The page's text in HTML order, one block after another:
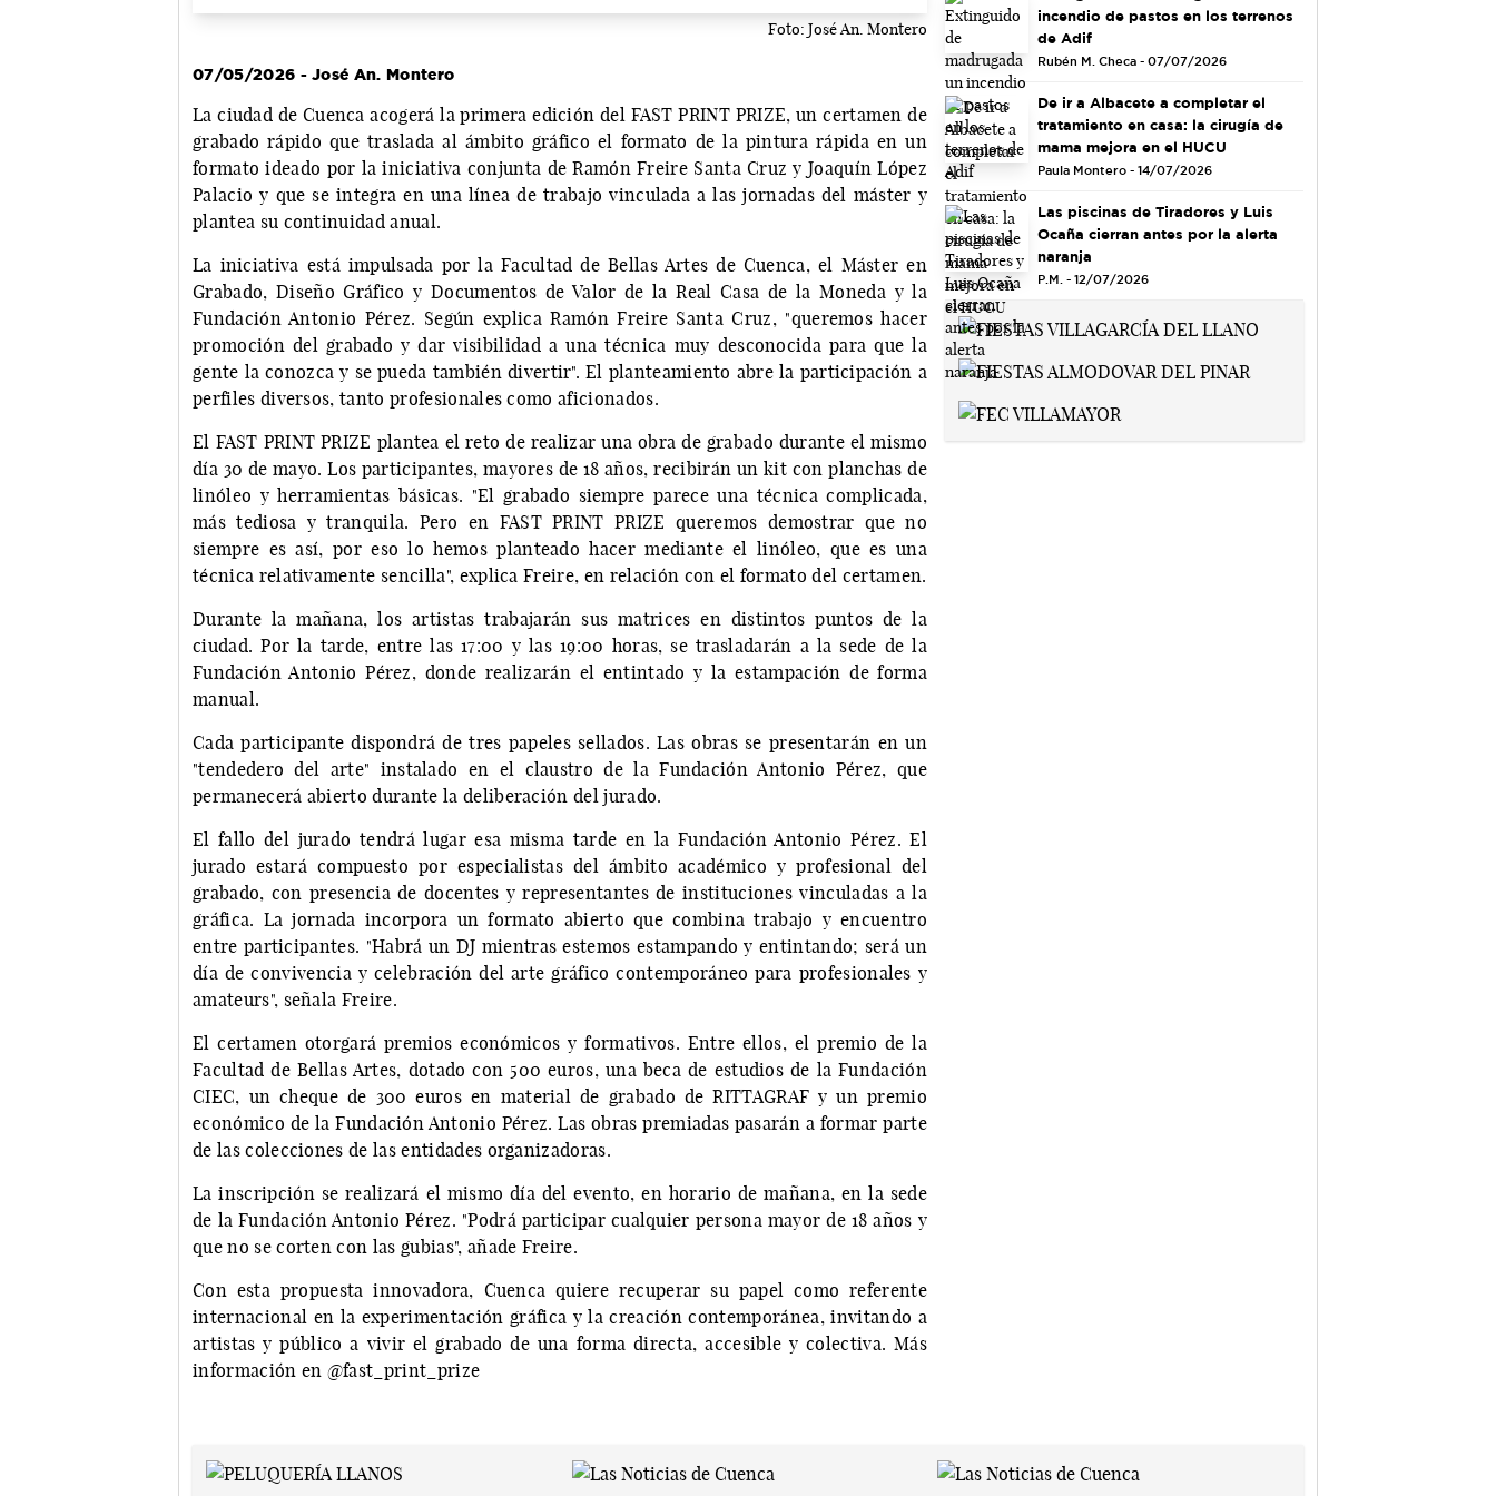
Foto: José An. Montero
07/05/2026 - José An. Montero
La ciudad de Cuenca acogerá la primera edición del FAST PRINT PRIZE, un certamen de
grabado rápido que traslada al ámbito gráfico el formato de la pintura rápida en un
formato ideado por la iniciativa conjunta de Ramón Freire Santa Cruz y Joaquín López
Palacio y que se integra en una línea de trabajo vinculada a las jornadas del máster y
plantea su continuidad anual.
La iniciativa está impulsada por la Facultad de Bellas Artes de Cuenca, el Máster en
Grabado, Diseño Gráfico y Documentos de Valor de la Real Casa de la Moneda y la
Fundación Antonio Pérez. Según explica Ramón Freire Santa Cruz, "queremos hacer
promoción del grabado y dar visibilidad a una técnica muy desconocida para que la
gente la conozca y se pueda también divertir". El planteamiento abre la participación a
perfiles diversos, tanto profesionales como aficionados.
El FAST PRINT PRIZE plantea el reto de realizar una obra de grabado durante el mismo
día 30 de mayo. Los participantes, mayores de 18 años, recibirán un kit con planchas de
linóleo y herramientas básicas. "El grabado siempre parece una técnica complicada,
más tediosa y tranquila. Pero en FAST PRINT PRIZE queremos demostrar que no
siempre es así, por eso lo hemos planteado hacer mediante el linóleo, que es una
técnica relativamente sencilla", explica Freire, en relación con el formato del certamen.
Durante la mañana, los artistas trabajarán sus matrices en distintos puntos de la
ciudad. Por la tarde, entre las 17:00 y las 19:00 horas, se trasladarán a la sede de la
Fundación Antonio Pérez, donde realizarán el entintado y la estampación de forma
manual.
Cada participante dispondrá de tres papeles sellados. Las obras se presentarán en un
"tendedero del arte" instalado en el claustro de la Fundación Antonio Pérez, que
permanecerá abierto durante la deliberación del jurado.
El fallo del jurado tendrá lugar esa misma tarde en la Fundación Antonio Pérez. El
jurado estará compuesto por especialistas del ámbito académico y profesional del
grabado, con presencia de docentes y representantes de instituciones vinculadas a la
gráfica. La jornada incorpora un formato abierto que combina trabajo y encuentro
entre participantes. "Habrá un DJ mientras estemos estampando y entintando; será un
día de convivencia y celebración del arte gráfico contemporáneo para profesionales y
amateurs", señala Freire.
El certamen otorgará premios económicos y formativos. Entre ellos, el premio de la
Facultad de Bellas Artes, dotado con 500 euros, una beca de estudios de la Fundación
CIEC, un cheque de 300 euros en material de grabado de RITTAGRAF y un premio
económico de la Fundación Antonio Pérez. Las obras premiadas pasarán a formar parte
de las colecciones de las entidades organizadoras.
La inscripción se realizará el mismo día del evento, en horario de mañana, en la sede
de la Fundación Antonio Pérez. "Podrá participar cualquier persona mayor de 18 años y
que no se corten con las gubias", añade Freire.
Con esta propuesta innovadora, Cuenca quiere recuperar su papel como referente
internacional en la experimentación gráfica y la creación contemporánea, invitando a
artistas y público a vivir el grabado de una forma directa, accesible y colectiva. Más
información en @fast_print_prize
incendio de pastos en los terrenos
de Adif
Rubén M. Checa - 07/07/2026
De ir a Albacete a completar el
tratamiento en casa: la cirugía de
mama mejora en el HUCU
Paula Montero - 14/07/2026
Las piscinas de Tiradores y Luis
Ocaña cierran antes por la alerta
naranja
P.M. - 12/07/2026